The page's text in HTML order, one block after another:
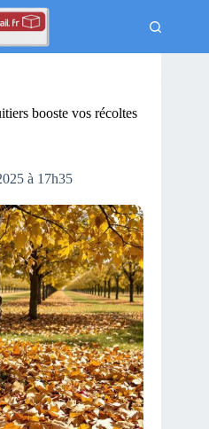
booste vos récoltes
à 17h35